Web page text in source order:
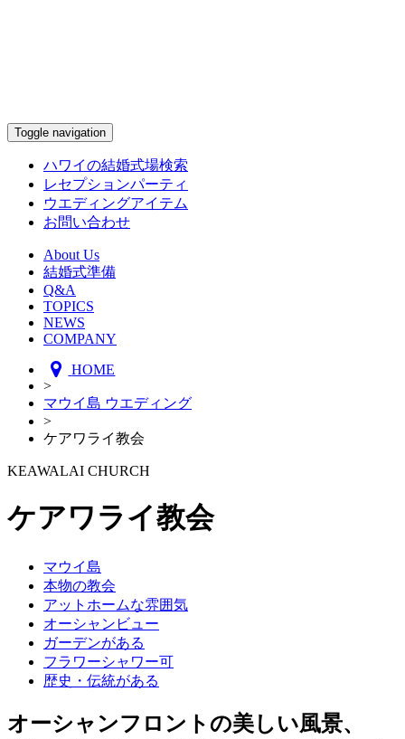
Toggle navigation
ハワイの結婚式場検索
レセプションパーティ
ウエディングアイテム
お問い合わせ
About Us
結婚式準備
Q&A
TOPICS
NEWS
COMPANY
HOME
>
マウイ島 ウエディング
>
ケアワライ教会
KEAWALAI CHURCH
ケアワライ教会
マウイ島
本物の教会
アットホームな雰囲気
オーシャンビュー
ガーデンがある
フラワーシャワー可
歴史・伝統がある
オーシャンフロントの美しい風景、